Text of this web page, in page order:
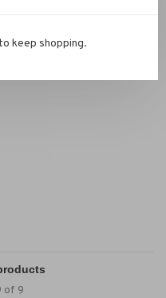
of 9
keep shopping.